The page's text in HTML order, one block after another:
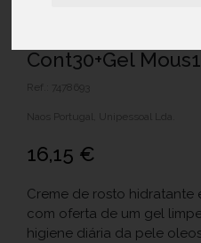
Cont30+Gel
Ref.: 7478693
Naos Portugal, Unipessoal Lda.
16,15 €
Creme de rosto hidratante
com oferta de um gel
higiene diária da pele